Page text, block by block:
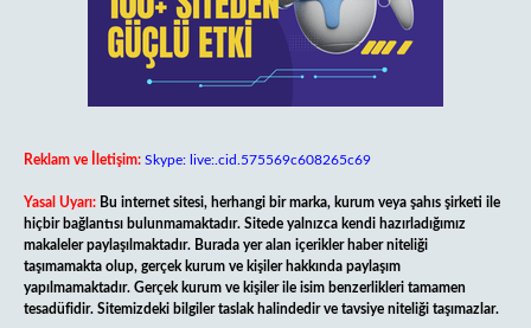
Reklam ve İletişim: Skype: live:.cid.575569c608265c69
Yasal Uyarı: Bu internet sitesi, herhangi bir marka, kurum veya şahıs şirketi ile
hiçbir bağlantısı bulunmamaktadır. Sitede yalnızca kendi hazırladığımız
makaleler paylaşılmaktadır. Burada yer alan içerikler haber niteliği
taşımamakta olup, gerçek kurum ve kişiler hakkında paylaşım
yapılmamaktadır. Gerçek kurum ve kişiler ile isim benzerlikleri tamamen
tesadüfidir. Sitemizdeki bilgiler taslak halindedir ve tavsiye niteliği taşımazlar.